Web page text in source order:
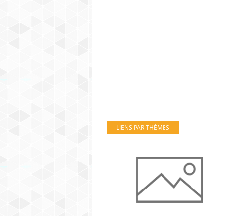
LIENS PAR THÈMES